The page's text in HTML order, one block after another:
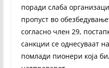
поради слаба
пропуст во
согласно член 29,
санкции се однесуваат
помлади пионери која